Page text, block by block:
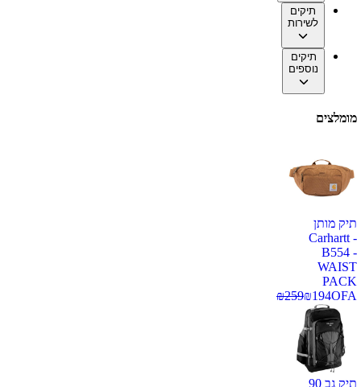
תיקים
לשירות
תיקים
נוספים
מומלצים
תיק מותן
Carhartt -
B554 -
WAIST
PACK
OFA
₪194
₪259
תיק גב 90